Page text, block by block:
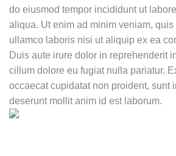
do eiusmod tempor incididunt ut
aliqua. Ut enim ad minim veniam,
ullamco laboris nisi ut aliquip ex ea
Duis aute irure dolor in reprehenderit
cillum dolore eu fugiat nulla pariatur.
occaecat cupidatat non proident, sunt
deserunt mollit anim id est laborum.